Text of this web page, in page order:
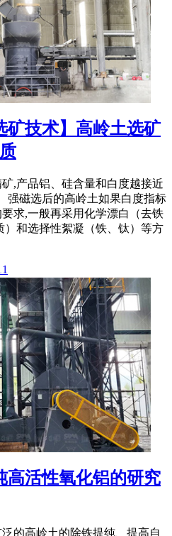
矿技术】高岭土选矿
,产品铝、硅含量和白度越接近
强磁选后的高岭土如果白度指标
求,一般再采用化学漂白（去铁
）和选择性絮凝（铁、钛）等方
高活性氧化铝的研究
的高岭土的除铁提纯、提高自